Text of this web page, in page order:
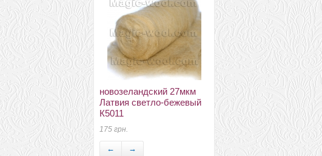
новозеландский 27мкм
Латвия светло-бежевый
К5011
175 грн.
префельт 17,5мкм
64 грн.
← →